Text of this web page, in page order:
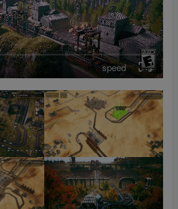
speed